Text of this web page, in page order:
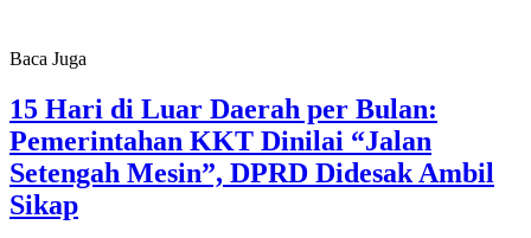
Baca Juga
15 Hari di Luar Daerah per Bulan:
Pemerintahan KKT Dinilai “Jalan
Setengah Mesin”, DPRD Didesak Ambil
Sikap